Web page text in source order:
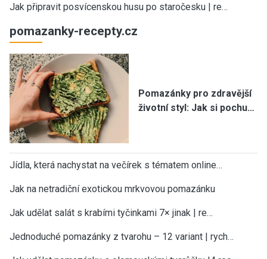
Jak připravit posvícenskou husu po staročesku | re…
pomazanky-recepty.cz
Pomazánky pro zdravější
životní styl: Jak si pochu…
Jídla, která nachystat na večírek s tématem online…
Jak na netradiční exotickou mrkvovou pomazánku
Jak udělat salát s krabími tyčinkami 7× jinak | re…
Jednoduché pomazánky z tvarohu – 12 variant | rych…